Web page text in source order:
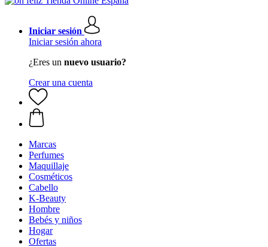
Iniciar sesión
Iniciar sesión ahora
¿Eres un nuevo usuario?
Crear una cuenta
Marcas
Perfumes
Maquillaje
Cosméticos
Cabello
K-Beauty
Hombre
Bebés y niños
Hogar
Ofertas